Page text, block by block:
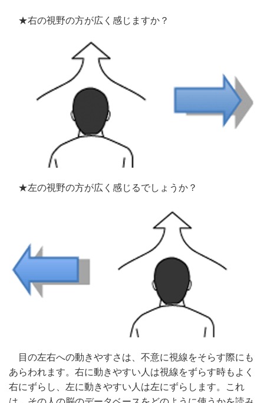
★右の視野の方が広く感じますか？
★左の視野の方が広く感じるでしょうか？
目の左右への動きやすさは、不意に視線をそらす際にも
あらわれます。右に動きやすい人は視線をずらす時もよく
右にずらし、左に動きやすい人は左にずらします。これ